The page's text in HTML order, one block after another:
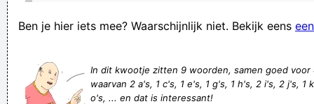
Hij moet voor het hof van cassettes komen wegens
Se acerca el fin de semana! ¿Miedo? quién dijo miedo!
podemos con todat
Ben je hier iets mee? Waarschijnlijk niet. Bekijk eens
In dit kwootje zitten 9 woorden, samen goed
waarvan 2 a's, 1 c's, 1 e's, 1 g's, 1 h's, 2 i's, 2 j's, 1
o's, ... en dat is interessant!